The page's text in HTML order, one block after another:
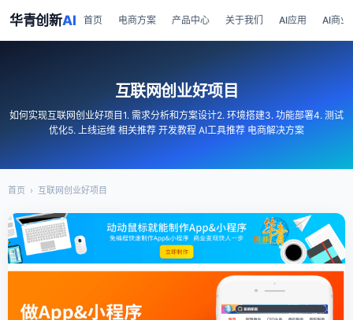
华青创新AI 首页 电商方案 产品中心 关于我们 AI应用 AI商业
互联网创业好项目
如何实现互联网创业好项目1. 需求分析和方案设计2. 环境搭建3. 功能部署4. 测试
优化5. 上线运维 相关推荐 开发教程 AI工具推荐 电商解决方案
首页 › 互联网创业好项目